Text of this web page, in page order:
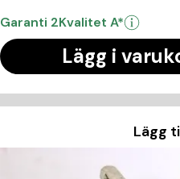
Garanti 2Kvalitet A*
Lägg i
Lägg